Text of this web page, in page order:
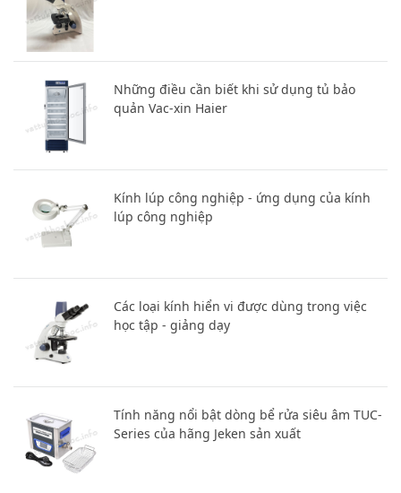
Những điều cần biết khi sử dụng tủ bảo
quản Vac-xin Haier
Kính lúp công nghiệp - ứng dụng của kính
lúp công nghiệp
Các loại kính hiển vi được dùng trong việc
học tập - giảng dạy
Tính năng nổi bật dòng bể rửa siêu âm TUC-
Series của hãng Jeken sản xuất